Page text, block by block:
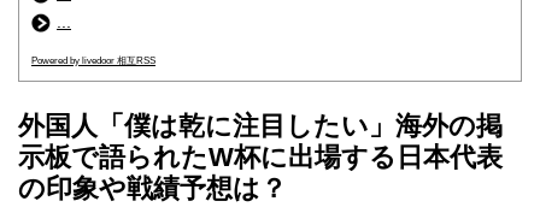
Powered by livedoor 相互RSS
外国人「僕は乾に注目したい」海外の掲
示板で語られたW杯に出場する日本代表
の印象や戦績予想は？